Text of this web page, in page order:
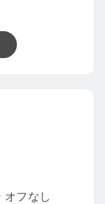
オフなし